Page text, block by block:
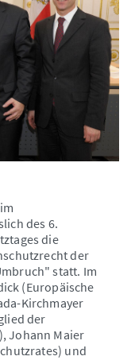
des 6.
die
der
statt. Im
(Europäische
Kirchmayer
der
Johann Maier
und